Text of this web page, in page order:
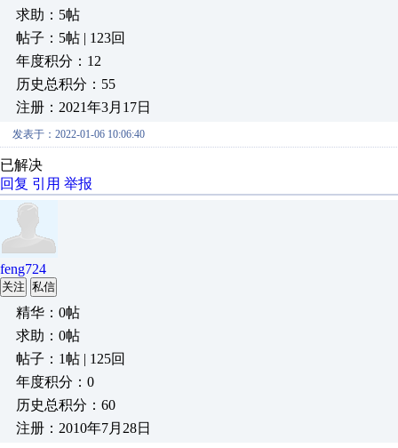
求助：5帖
帖子：5帖 | 123回
年度积分：12
历史总积分：55
注册：2021年3月17日
发表于：2022-01-06 10:06:40
已解决
回复 引用 举报
feng724
关注 私信
精华：0帖
求助：0帖
帖子：1帖 | 125回
年度积分：0
历史总积分：60
注册：2010年7月28日